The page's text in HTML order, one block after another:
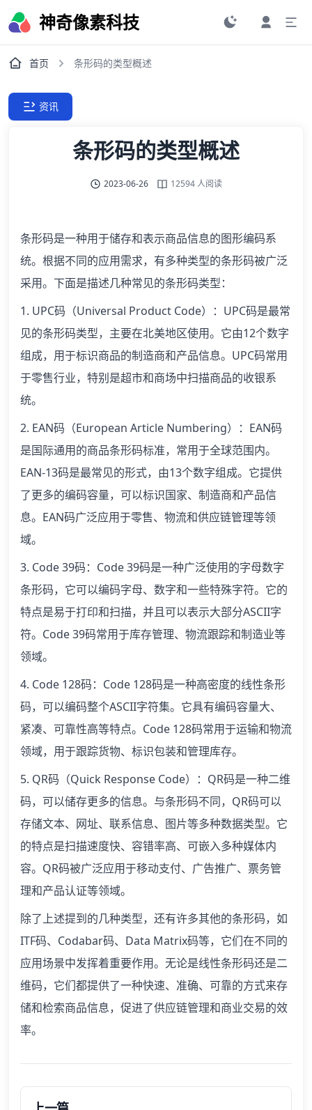
神奇像素科技
首页 条形码的类型概述
资讯
条形码的类型概述
2023-06-26 12594 人阅读
条形码是一种用于储存和表示商品信息的图形编码系
统。根据不同的应用需求，有多种类型的条形码被广泛
采用。下面是描述几种常见的条形码类型：
1. UPC码（Universal Product Code）：UPC码是最常
见的条形码类型，主要在北美地区使用。它由12个数字
组成，用于标识商品的制造商和产品信息。UPC码常用
于零售行业，特别是超市和商场中扫描商品的收银系
统。
2. EAN码（European Article Numbering）：EAN码
是国际通用的商品条形码标准，常用于全球范围内。
EAN-13码是最常见的形式，由13个数字组成。它提供
了更多的编码容量，可以标识国家、制造商和产品信
息。EAN码广泛应用于零售、物流和供应链管理等领
域。
3. Code 39码：Code 39码是一种广泛使用的字母数字
条形码，它可以编码字母、数字和一些特殊字符。它的
特点是易于打印和扫描，并且可以表示大部分ASCII字
符。Code 39码常用于库存管理、物流跟踪和制造业等
领域。
4. Code 128码：Code 128码是一种高密度的线性条形
码，可以编码整个ASCII字符集。它具有编码容量大、
紧凑、可靠性高等特点。Code 128码常用于运输和物流
领域，用于跟踪货物、标识包装和管理库存。
5. QR码（Quick Response Code）：QR码是一种二维
码，可以储存更多的信息。与条形码不同，QR码可以
存储文本、网址、联系信息、图片等多种数据类型。它
的特点是扫描速度快、容错率高、可嵌入多种媒体内
容。QR码被广泛应用于移动支付、广告推广、票务管
理和产品认证等领域。
除了上述提到的几种类型，还有许多其他的条形码，如
ITF码、Codabar码、Data Matrix码等，它们在不同的
应用场景中发挥着重要作用。无论是线性条形码还是二
维码，它们都提供了一种快速、准确、可靠的方式来存
储和检索商品信息，促进了供应链管理和商业交易的效
率。